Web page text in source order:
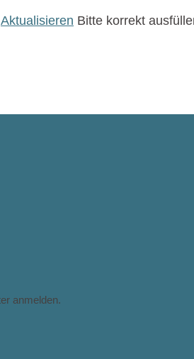
Aktualisieren Bitte korrekt
anmelden.